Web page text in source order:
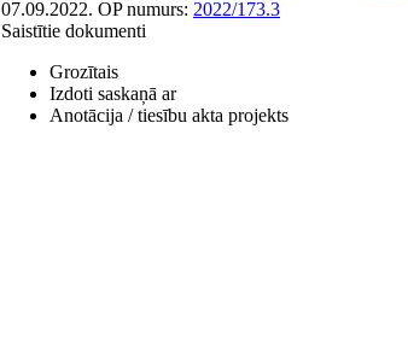
07.09.2022. OP numurs: 2022/173.3
Saistītie dokumenti
Grozītais
Izdoti saskaņā ar
Anotācija / tiesību akta projekts